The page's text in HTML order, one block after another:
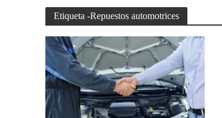
Etiqueta -Repuestos automotrices